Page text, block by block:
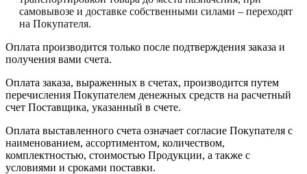
самовывозе и доставке собственными силами – переходят
на Покупателя.
Оплата производится только после подтверждения заказа и
получения вами счета.
Оплата заказа, выраженных в счетах, производится путем
перечисления Покупателем денежных средств на расчетный
счет Поставщика, указанный в счете.
Оплата выставленного счета означает согласие Покупателя с
наименованием, ассортиментом, количеством,
комплектностью, стоимостью Продукции, а также с
условиями и сроками поставки.